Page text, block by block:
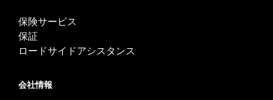
保険サービス
保証
ロードサイドアシスタンス
会社情報